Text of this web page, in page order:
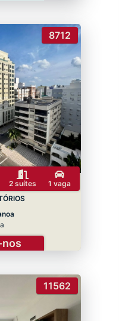
8712
2 suítes
1 vaga
11562